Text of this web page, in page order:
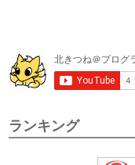
ランキング